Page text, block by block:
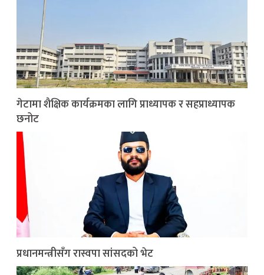
गेटामा शैक्षिक कार्यक्रमका लागि प्राध्यापक र सहप्राध्यापक
छनोट
प्रधानमन्त्रीसँग रास्वपा सांसदको भेट